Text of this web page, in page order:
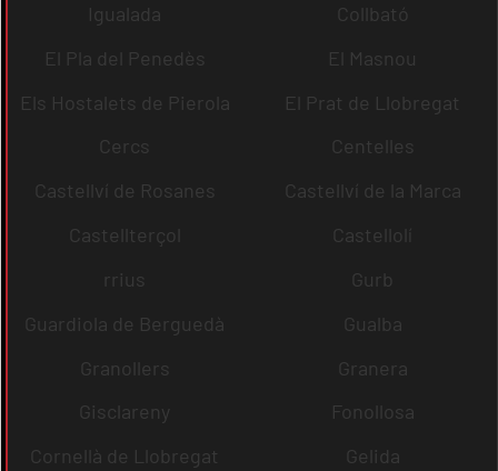
Igualada
Collbató
El Pla del Penedès
El Masnou
Els Hostalets de Pierola
El Prat de Llobregat
Cercs
Centelles
Castellví de Rosanes
Castellví de la Marca
Castellterçol
Castellolí
rrius
Gurb
Guardiola de Berguedà
Gualba
Granollers
Granera
Gisclareny
Fonollosa
Cornellà de Llobregat
Gelida